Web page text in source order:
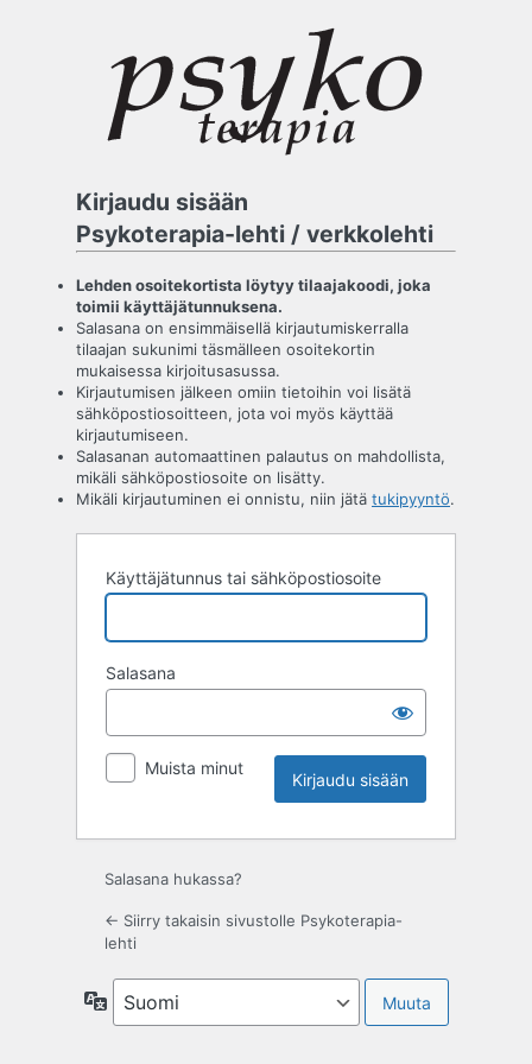
Kirjaudu sisään
Psykoterapia-lehti / verkkolehti
Lehden osoitekortista löytyy tilaajakoodi, joka
toimii käyttäjätunnuksena.
Salasana on ensimmäisellä kirjautumiskerralla
tilaajan sukunimi täsmälleen osoitekortin
mukaisessa kirjoitusasussa.
Kirjautumisen jälkeen omiin tietoihin voi lisätä
sähköpostiosoitteen, jota voi myös käyttää
kirjautumiseen.
Salasanan automaattinen palautus on mahdollista,
mikäli sähköpostiosoite on lisätty.
Mikäli kirjautuminen ei onnistu, niin jätä tukipyyntö.
Käyttäjätunnus tai sähköpostiosoite
Salasana
Muista minut
Salasana hukassa?
← Siirry takaisin sivustolle Psykoterapia-
lehti
Kieli